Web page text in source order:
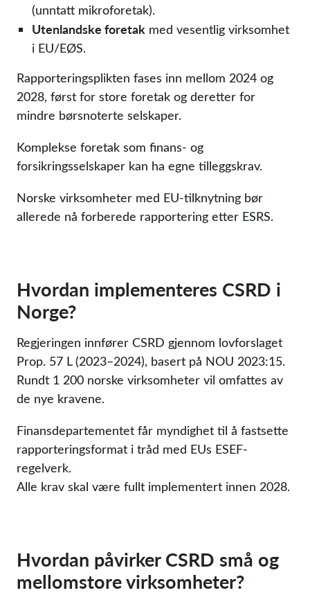
(unntatt mikroforetak).
Utenlandske foretak med vesentlig virksomhet
i EU/EØS.
Rapporteringsplikten fases inn mellom 2024 og
2028, først for store foretak og deretter for
mindre børsnoterte selskaper.
Komplekse foretak som finans- og
forsikringsselskaper kan ha egne tilleggskrav.
Norske virksomheter med EU-tilknytning bør
allerede nå forberede rapportering etter ESRS.
Hvordan implementeres CSRD i
Norge?
Regjeringen innfører CSRD gjennom lovforslaget
Prop. 57 L (2023–2024), basert på NOU 2023:15.
Rundt 1 200 norske virksomheter vil omfattes av
de nye kravene.
Finansdepartementet får myndighet til å fastsette
rapporteringsformat i tråd med EUs ESEF-
regelverk.
Alle krav skal være fullt implementert innen 2028.
Hvordan påvirker CSRD små og
mellomstore virksomheter?